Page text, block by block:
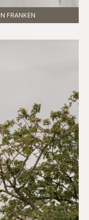
FRANKEN